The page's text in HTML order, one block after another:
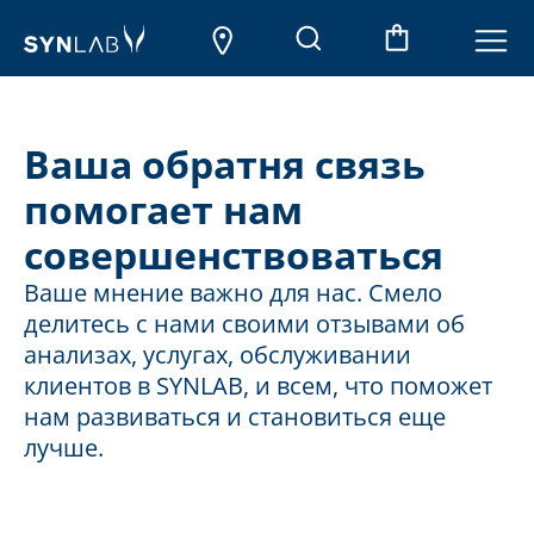
Ваша обратня связь
помогает нам
совершенствоваться
Ваше мнение важно для нас. Смело
делитесь с нами своими отзывами об
анализах, услугах, обслуживании
клиентов в SYNLAB, и всем, что поможет
нам развиваться и становиться еще
лучше.